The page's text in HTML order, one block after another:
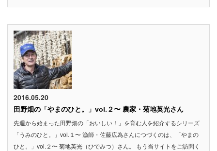
2016.05.20
田野畑の「やまのひと。」vol.２〜 農家・菊地英光さん
先週から始まった田野畑の「おいしい！」を育む人を紹介するシリーズ
「うみのひと。」vol.１〜 漁師・佐藤広為さんにつづくのは、「やまの
ひと。」vol.２〜 菊地英光（ひでみつ）さん。 もう当サイトをご訪問く